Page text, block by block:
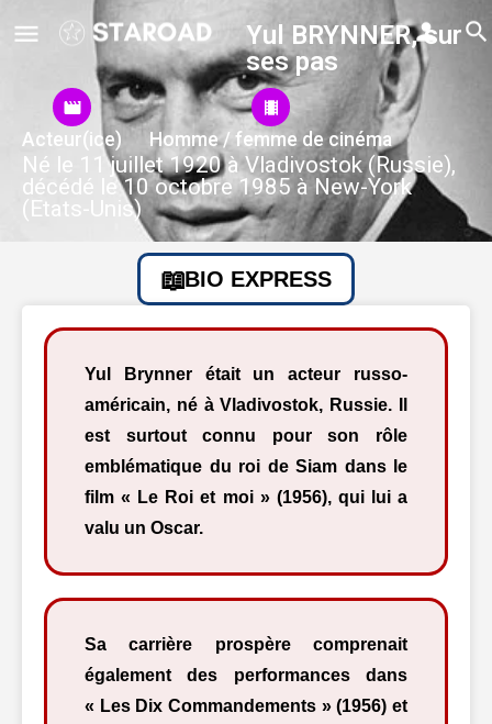
Yul BRYNNER, sur
ses pas
Acteur(ice) Homme / femme de cinéma
Né le 11 juillet 1920 à Vladivostok (Russie),
décédé le 10 octobre 1985 à New-York
(Etats-Unis)
BIO EXPRESS
Yul Brynner était un acteur russo-
américain, né à Vladivostok, Russie. Il
est surtout connu pour son rôle
emblématique du roi de Siam dans le
film « Le Roi et moi » (1956), qui lui a
valu un Oscar.
Sa carrière prospère comprenait
également des performances dans
« Les Dix Commandements » (1956) et